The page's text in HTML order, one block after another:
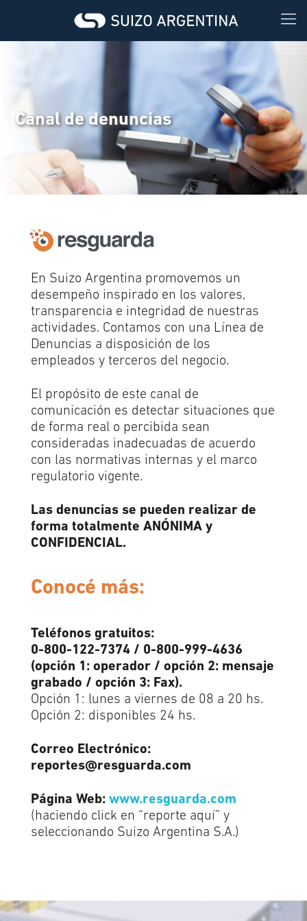
Canal de denuncias
En Suizo Argentina promovemos un
desempeño inspirado en los valores,
transparencia e integridad de nuestras
actividades. Contamos con una Línea de
Denuncias a disposición de los
empleados y terceros del negocio.
El propósito de este canal de
comunicación es detectar situaciones que
de forma real o percibida sean
consideradas inadecuadas de acuerdo
con las normativas internas y el marco
regulatorio vigente.
Las denuncias se pueden realizar de
forma totalmente ANÓNIMA y
CONFIDENCIAL.
Conocé más:
Teléfonos gratuitos:
0-800-122-7374 / 0-800-999-4636
(opción 1: operador / opción 2: mensaje
grabado / opción 3: Fax).
Opción 1: lunes a viernes de 08 a 20 hs.
Opción 2: disponibles 24 hs.
Correo Electrónico:
reportes@resguarda.com
Página Web: www.resguarda.com
(haciendo click en “reporte aquí” y
seleccionando Suizo Argentina S.A.)